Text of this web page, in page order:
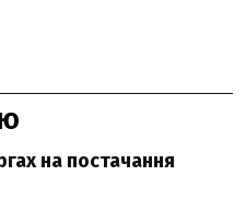
на постачання